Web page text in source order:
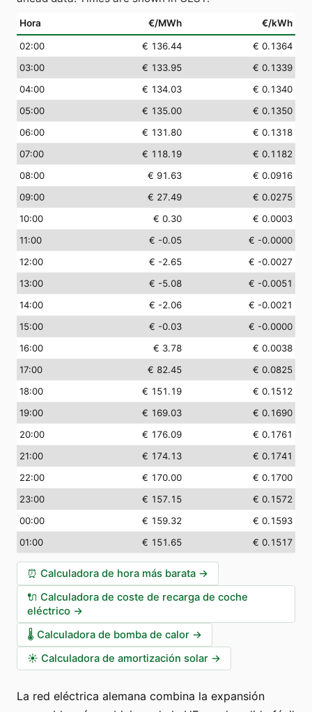
Hora €/MWh €/kWh
02:00 € 136.44
€ 0.1364
03:00
€ 133.95
€ 0.1339
04:00
€ 134.03
€ 0.1340
05:00
€ 135.00
€ 0.1350
06:00
€ 131.80
€ 0.1318
07:00
€ 118.19
€ 0.1182
08:00
€ 91.63
€ 0.0916
09:00
€ 27.49
€ 0.0275
10:00
€ 0.30
€ 0.0003
11:00
€ -0.05
€ -0.0000
12:00
€ -2.65
€ -0.0027
13:00
€ -5.08
€ -0.0051
14:00
€ -2.06
€ -0.0021
15:00
€ -0.03
€ -0.0000
16:00
€ 3.78
€ 0.0038
17:00
€ 82.45
€ 0.0825
18:00
€ 151.19
€ 0.1512
19:00
€ 169.03
€ 0.1690
20:00
€ 176.09
€ 0.1761
21:00
€ 174.13
€ 0.1741
22:00
€ 170.00
€ 0.1700
23:00
€ 157.15
€ 0.1572
00:00
€ 159.32
€ 0.1593
01:00
€ 151.65 € 0.1517
⏰ Calculadora de hora más barata →
🔌 Calculadora de coste de recarga de coche
eléctrico →
🌡️ Calculadora de bomba de calor →
☀️ Calculadora de amortización solar →
La red eléctrica alemana combina la expansión